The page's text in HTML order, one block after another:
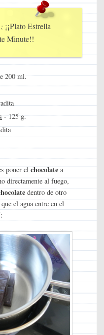
¡¡Plato Estrella
Minute!!
200 ml.
- 125 g.
poner el chocolate a
directamente al fuego,
dentro de otro
el agua entre en el